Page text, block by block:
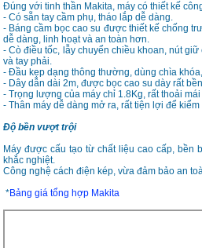
Đúng với tinh thần Makita, máy có thiết kế
- Có sẵn tay cầm phụ, tháo lắp dễ dàng.
- Báng cầm bọc cao su được thiết kế chống
dễ dàng, linh hoạt và an toàn hơn.
- Cò điều tốc, lẫy chuyển chiều khoan, nút
và tay phải.
- Đầu kẹp dạng thông thường, dùng chìa
- Dây dẫn dài 2m, được bọc cao su dày rất
- Trọng lượng của máy chỉ 1.8Kg, rất thoải
- Thân máy dễ dàng mở ra, rất tiện lợi để
Độ bền vượt trội
Máy được cấu tạo từ chất liệu cao cấp, bền
khắc nghiệt.
Công nghệ cách điện kép, vừa đảm bảo an
*Bảng giá tổng hợp Makita